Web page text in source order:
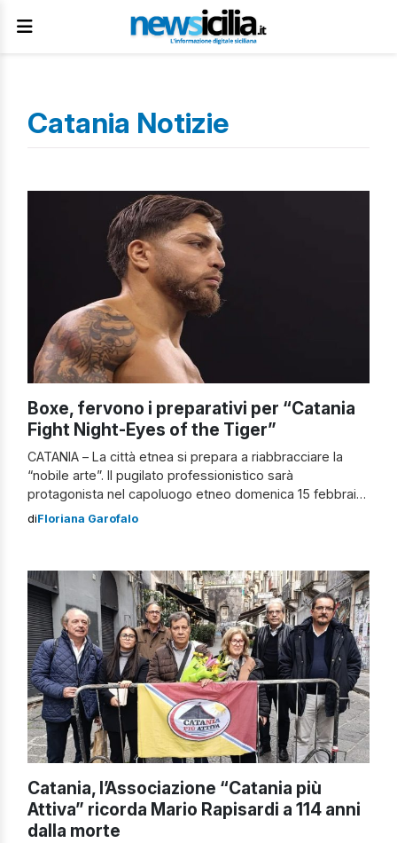
Catania Notizie
Boxe, fervono i preparativi per “Catania
Fight Night-Eyes of the Tiger”
CATANIA – La città etnea si prepara a riabbracciare la
“nobile arte”. Il pugilato professionistico sarà
protagonista nel capoluogo etneo domenica 15 febbraio
2026 con la manifestazione “Catania Fight Night – Eyes
grandissimo evento che segue quello di domenica […]
diFloriana Garofalo
Catania, l’Associazione “Catania più
Attiva” ricorda Mario Rapisardi a 114 anni
dalla morte